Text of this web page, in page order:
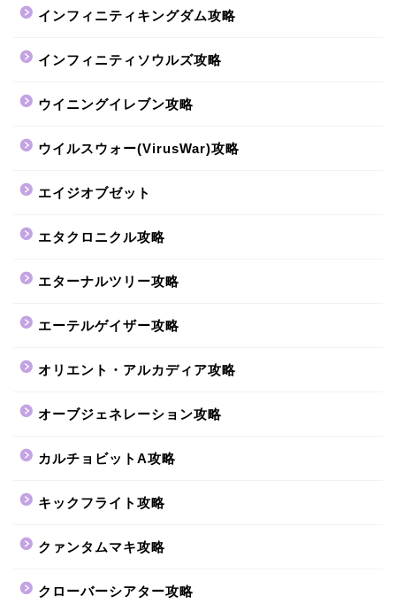
インフィニティキングダム攻略
インフィニティソウルズ攻略
ウイニングイレブン攻略
ウイルスウォー(VirusWar)攻略
エイジオブゼット
エタクロニクル攻略
エターナルツリー攻略
エーテルゲイザー攻略
オリエント・アルカディア攻略
オーブジェネレーション攻略
カルチョビットA攻略
キックフライト攻略
クァンタムマキ攻略
クローバーシアター攻略